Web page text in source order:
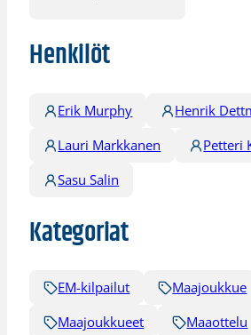
Henkilöt
Erik Murphy
Henrik
Lauri Markkanen
Petteri
Sasu Salin
Kategoriat
EM-kilpailut
Maajoukkue
Maajoukkueet
Maaottelu